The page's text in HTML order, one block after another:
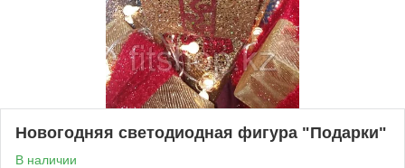
Новогодняя светодиодная фигура "Подарки"
В наличии